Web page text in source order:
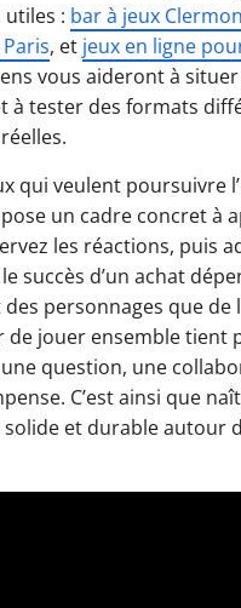
: bar à jeux
, et jeux en ligne
vous aideront à
à tester des formats
qui veulent poursuivre
un cadre concret à
les réactions, puis
succès d’un achat
des personnages que de
de jouer ensemble tient
question, une
C’est ainsi que
et durable autour